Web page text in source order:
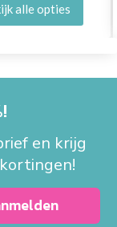
alle opties
en krijg